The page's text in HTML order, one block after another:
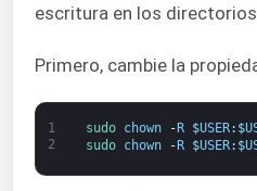
escritura en los
Primero, cambie la
1
2
sudo chown -R $USER: $
sudo chown - R $USER: $